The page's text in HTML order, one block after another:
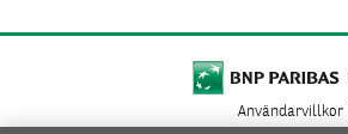
Användarvillkor